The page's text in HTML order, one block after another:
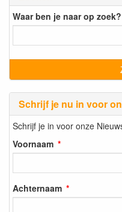
Waar ben je naar op zoek?
Schrijf je nu in voor
Schrijf je in voor onze
Voornaam
Achternaam